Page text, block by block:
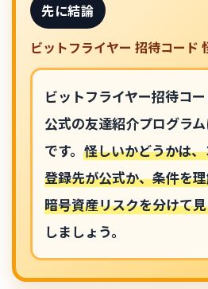
先に結論
ビットフライヤー 招待コード
ビットフライヤー招待コー
公式の友達紹介プログラ
です。 怪しいかどうかは
登録先が公式か、条件を
暗号資産リスクを分けて
しましょう。